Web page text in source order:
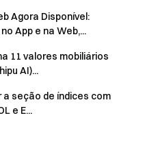
Agora Disponível:
App e na Web,...
11 valores mobiliários
AI)...
a seção de índices com
e E...